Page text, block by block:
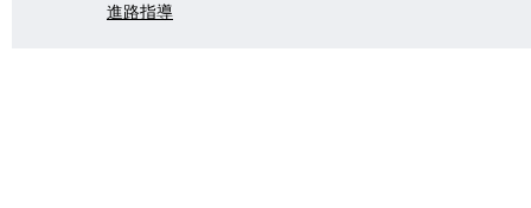
進路指導